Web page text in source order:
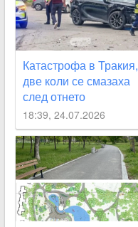
Катастрофа в Тракия,
две коли се смазаха
след отнето
предимство
18:39, 24.07.2026